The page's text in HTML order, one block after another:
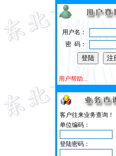
用户名：
密 码：
用户帮助...
客户往来业务查询！
单位编码：
登陆密码：